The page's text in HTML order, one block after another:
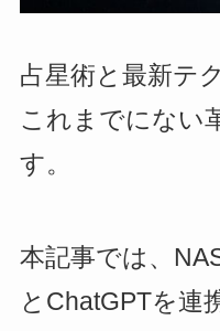
占星術と最新テ
これまでにない
す。
本記事では、
とChatGPTを連